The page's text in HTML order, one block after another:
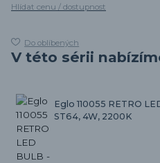
Hlídat cenu / dostupnost
Do oblíbených
V této sérii
Eglo 110055 RETRO
ST64, 4W, 2200K